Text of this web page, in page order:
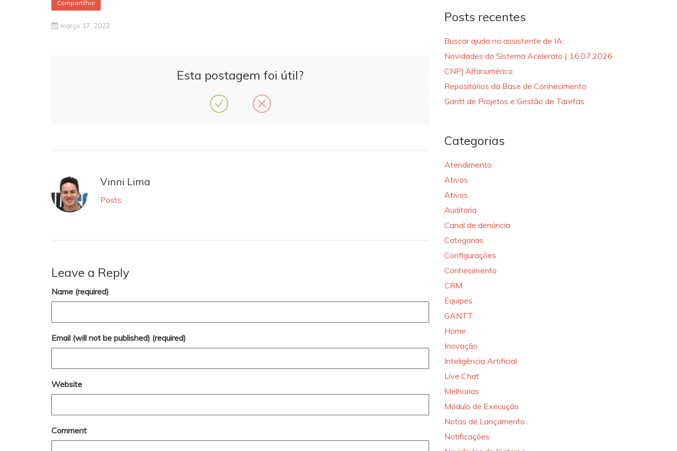
Compartilhar
março 17, 2022
Esta postagem foi útil?
Vinni Lima
Posts
Leave a Reply
Name (required)
Email (will not be published) (required)
Website
Comment
Posts recentes
Buscar ajuda no assistente de IA.
Novidades do Sistema Acelerato | 16.07.2026
CNPJ Alfanumérico
Repositórios da Base de Conhecimento
Gantt de Projetos e Gestão de Tarefas
Categorias
Atendimento
Ativos
Ativos
Auditoria
Canal de denúncia
Categorias
Configurações
Conhecimento
CRM
Equipes
GANTT
Home
Inovação
Inteligência Artificial
Live Chat
Melhorias
Módulo de Execução
Notas de Lançamento
Notificações